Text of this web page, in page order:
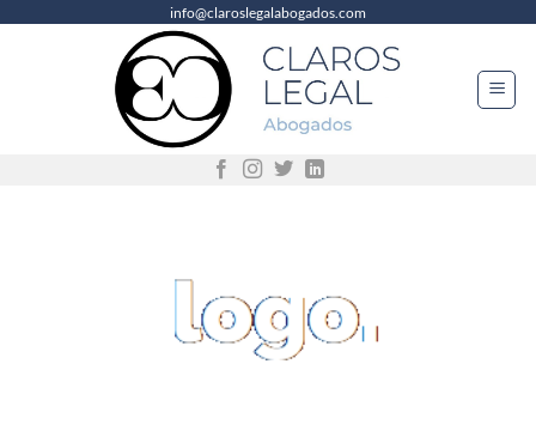
info@claroslegalabogados.com